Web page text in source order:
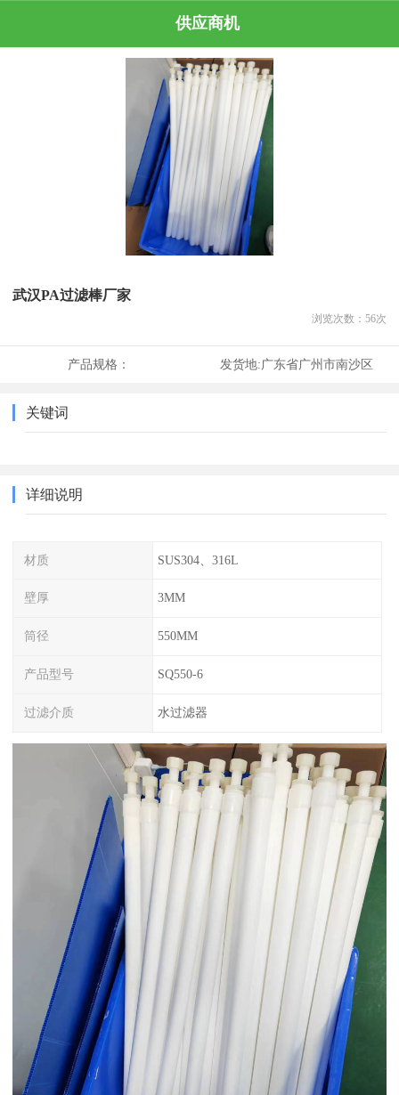
供应商机
武汉PA过滤棒厂家
浏览次数： 56次
产品规格： 发货地:广东省广州市南沙区
关键词
详细说明
材质 SUS304、316L
壁厚 3MM
筒径 550MM
产品型号 SQ550-6
过滤介质 水过滤器